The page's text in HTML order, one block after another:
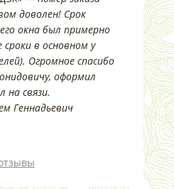
доволен! Срок
окна был примерно
в основном у
Огромное спасибо
оформил
на связи.
Геннадьевич